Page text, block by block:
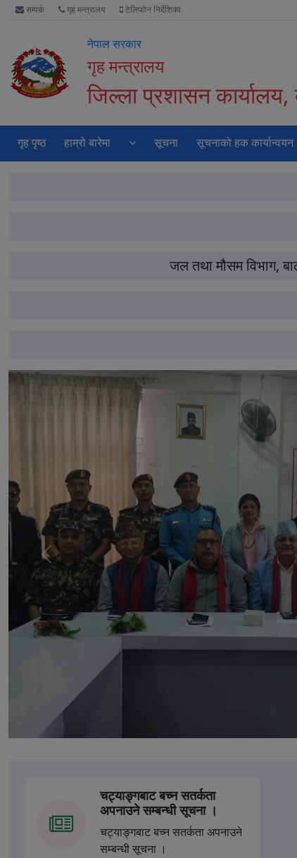
Accessibility
गर्नुहोस्
मुख्य
वेबसाइटसम्पर्क गृह मन्त्रालय टेलिफोन निर्देशिका
नेपाल सरकार
गृह मन्त्रालय
जिल्ला प्रशासन
गृह पृष्ठ हाम्रो बारेमा सूचना सूचनाको हक कार्यान्वयन
जल तथा मौसम विभाग,
अघिल्लो
स्लाइड
चट्याङ्गबाट बच्न सतर्कता
अपनाउने सम्बन्धी सूचना ।
चट्याङ्गबाट बच्न सतर्कता अपनाउने
सम्बन्धी सूचना ।